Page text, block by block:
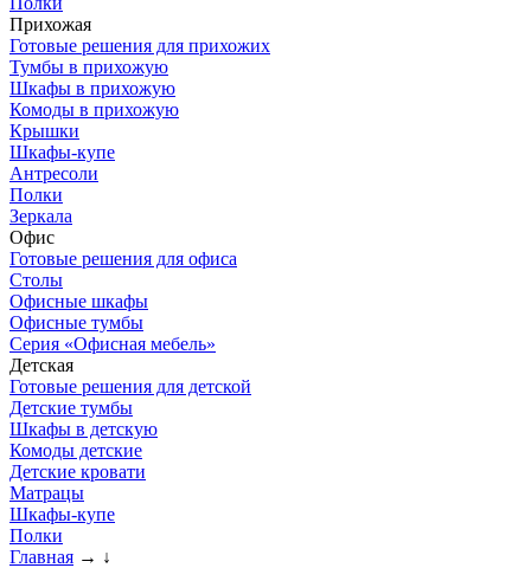
Прихожая
Готовые решения для прихожих
Тумбы в прихожую
Шкафы в прихожую
Комоды в прихожую
Крышки
Шкафы-купе
Антресоли
Полки
Зеркала
Офис
Готовые решения для офиса
Столы
Офисные шкафы
Офисные тумбы
Серия «Офисная мебель»
Детская
Готовые решения для детской
Детские тумбы
Шкафы в детскую
Комоды детские
Детские кровати
Матрацы
Шкафы-купе
Полки
Главная → ↓